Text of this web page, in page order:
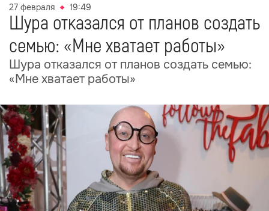
27 февраля 19:49
Шура отказался от планов создать
семью: «Мне хватает работы»
Шура отказался от планов создать семью:
«Мне хватает работы»